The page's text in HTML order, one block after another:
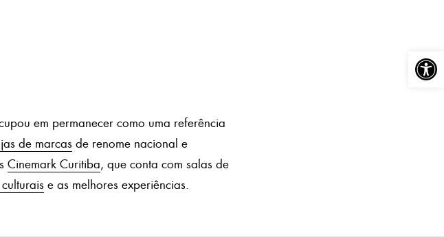
Abrir
em permanecer como uma referência
de marcas de renome nacional e
Cinemark Curitiba, que conta com salas de
e as melhores experiências.